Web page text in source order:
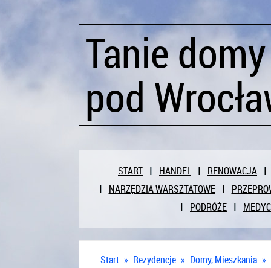
Tanie
pod
START HANDEL
RENOWACJA
NARZĘDZIA WARSZTATOWE
PODRÓŻE
Start » Rezydencje » Domy, Mieszkania »